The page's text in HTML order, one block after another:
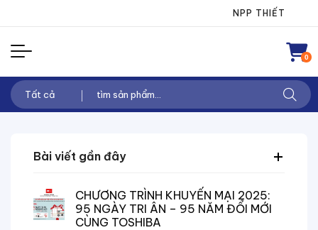
nội
dung
NPP THIẾT BỊ ĐIỆN
0
Tìm
kiếm:
Bài viết gần đây
CHƯƠNG TRÌNH KHUYẾN MẠI 2025:
95 NGÀY TRI ÂN – 95 NĂM ĐỔI MỚI
CÙNG TOSHIBA